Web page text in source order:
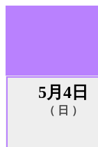
5月4日
（ 日 ）